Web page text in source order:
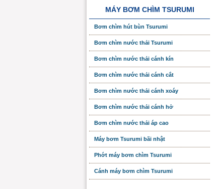
MÁY BƠM CHÌM TSURUMI
Bơm chìm hút bùn Tsurumi
Bơm chìm nước thải Tsurumi
Bơm chìm nước thải cánh kín
Bơm chìm nước thải cánh cắt
Bơm chìm nước thải cánh xoáy
Bơm chìm nước thải cánh hở
Bơm chìm nước thải áp cao
Máy bơm Tsurumi bãi nhật
Phớt máy bơm chìm Tsurumi
Cánh máy bơm chìm Tsurumi